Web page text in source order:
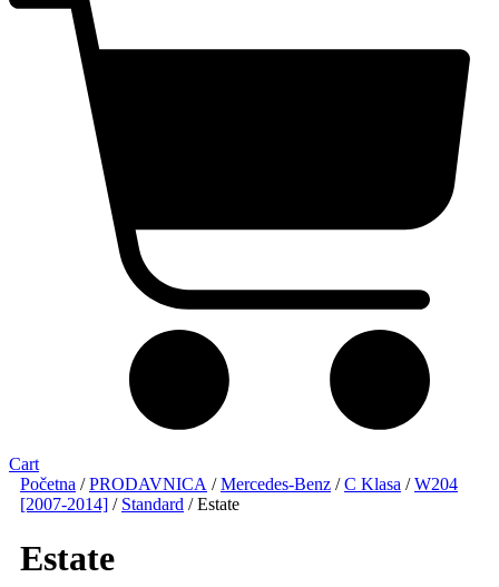
Cart
Početna /PRODAVNICA /Mercedes-Benz /C Klasa /W204
[2007-2014] / Standard / Estate
Estate